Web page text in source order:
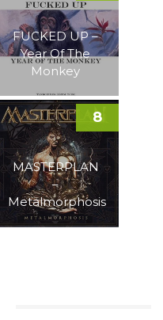
FUCKED UP –
Year Of The
Monkey
MASTERPLAN
–
Metalmorphosis
8